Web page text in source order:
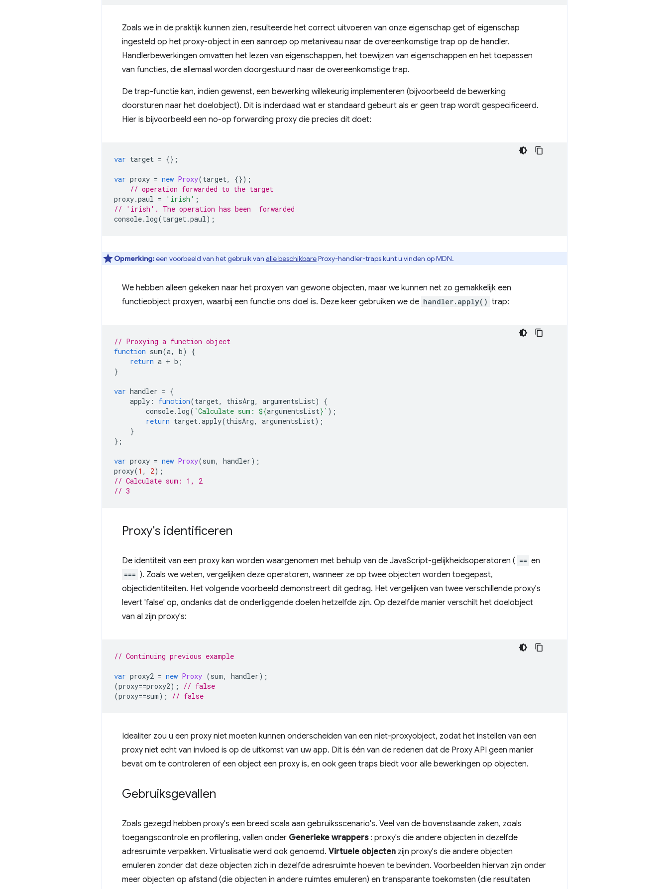
Zoals we in de praktijk kunnen zien, resulteerde het correct uitvoeren van onze eigenschap get of eigenschap
ingesteld op het proxy-object in een aanroep op metaniveau naar de overeenkomstige trap op de handler.
Handlerbewerkingen omvatten het lezen van eigenschappen, het toewijzen van eigenschappen en het toepassen
van functies, die allemaal worden doorgestuurd naar de overeenkomstige trap.
De trap-functie kan, indien gewenst, een bewerking willekeurig implementeren (bijvoorbeeld de bewerking
doorsturen naar het doelobject). Dit is inderdaad wat er standaard gebeurt als er geen trap wordt gespecificeerd.
Hier is bijvoorbeeld een no-op forwarding proxy die precies dit doet:
var target = {};
var proxy = new Proxy(target,
{});
// operation forwarded to the target
proxy.paul = 'irish' ;
// 'irish'. The operation has been  forwarded
console. log(target.paul);
Opmerking:een voorbeeld van het gebruik van alle beschikbareProxy-handler-traps kunt u vinden op MDN.
We hebben alleen gekeken naar het proxyen van gewone objecten, maar we kunnen net zo gemakkelijk een
functieobject proxyen, waarbij een functie ons doel is. Deze keer gebruiken we de handler.apply() trap:
// Proxying a function object
function sum(a, b)
{
return a + b ;
}
var handler = {
apply : function(target, thisArg, argumentsList)
{
console. log( `Calculate sum: ${argumentsList} ` );
return target.apply(thisArg, argumentsList);
}
};
var proxy = new Proxy(sum, handler);
proxy(1 , 2);
// Calculate sum: 1, 2
// 3
Proxy's identificeren
De identiteit van een proxy kan worden waargenomen met behulp van de JavaScript-gelijkheidsoperatoren ( == en
=== ). Zoals we weten, vergelijken deze operatoren, wanneer ze op twee objecten worden toegepast,
objectidentiteiten. Het volgende voorbeeld demonstreert dit gedrag. Het vergelijken van twee verschillende proxy's
levert 'false' op, ondanks dat de onderliggende doelen hetzelfde zijn. Op dezelfde manier verschilt het doelobject
van al zijn proxy's:
// Continuing previous example
var proxy2 = new Proxy (sum, handler);
(proxy==proxy2);
// false
(proxy==sum); // false
Idealiter zou u een proxy niet moeten kunnen onderscheiden van een niet-proxyobject, zodat het instellen van een
proxy niet echt van invloed is op de uitkomst van uw app. Dit is één van de redenen dat de Proxy API geen manier
bevat om te controleren of een object een proxy is, en ook geen traps biedt voor alle bewerkingen op objecten.
Gebruiksgevallen
Zoals gezegd hebben proxy's een breed scala aan gebruiksscenario's. Veel van de bovenstaande zaken, zoals
toegangscontrole en profilering, vallen onder Generieke wrappers: proxy's die andere objecten in dezelfde
adresruimte verpakken. Virtualisatie werd ook genoemd. Virtuele objecten zijn proxy's die andere objecten
emuleren zonder dat deze objecten zich in dezelfde adresruimte hoeven te bevinden. Voorbeelden hiervan zijn onder
meer objecten op afstand (die objecten in andere ruimtes emuleren) en transparante toekomsten (die resultaten